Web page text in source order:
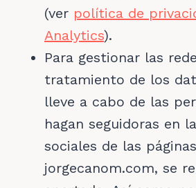
(ver política de
Analytics).
Para gestionar las
tratamiento de los
lleve a cabo de las
hagan seguidoras en
sociales de las
jorgecanom.com, se